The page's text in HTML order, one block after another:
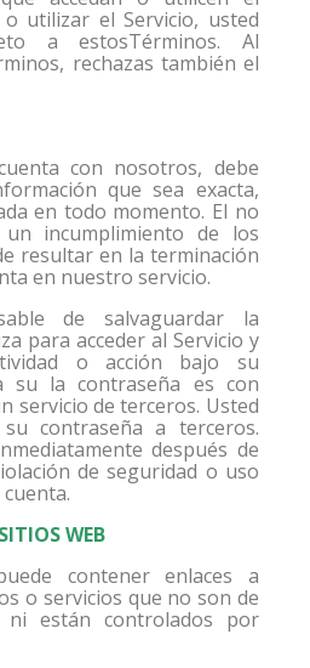
o utilizar el Servicio, usted
a estosTérminos. Al
rechazas también el
con nosotros, debe
que sea exacta,
en todo momento. El no
incumplimiento de los
resultar en la terminación
en nuestro servicio.
de salvaguardar la
para acceder al Servicio y
o acción bajo su
su la contraseña es con
servicio de terceros. Usted
contraseña a terceros.
después de
de seguridad o uso
WEB
contener enlaces a
o servicios que no son de
ni están controlados por